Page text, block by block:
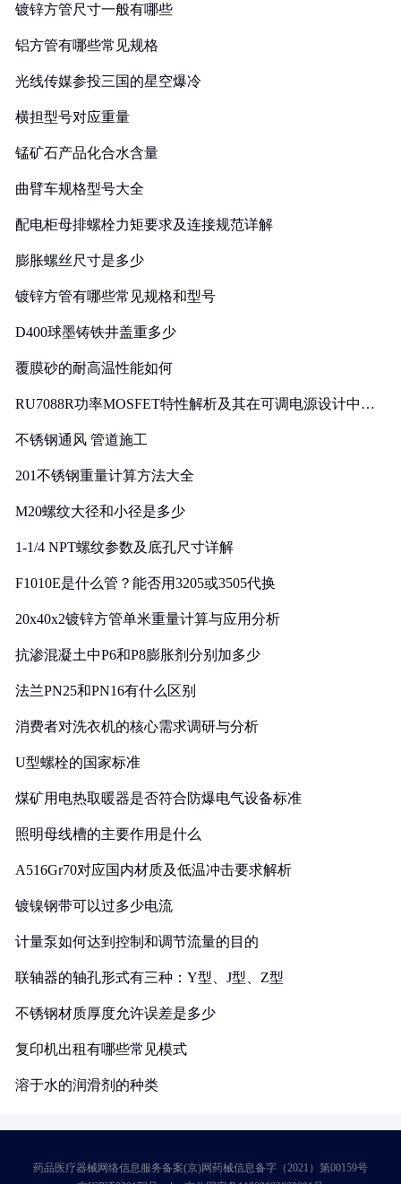
镀锌方管尺寸一般有哪些
铝方管有哪些常见规格
光线传媒参投三国的星空爆冷
横担型号对应重量
锰矿石产品化合水含量
曲臂车规格型号大全
配电柜母排螺栓力矩要求及连接规范详解
膨胀螺丝尺寸是多少
镀锌方管有哪些常见规格和型号
D400球墨铸铁井盖重多少
覆膜砂的耐高温性能如何
RU7088R功率MOSFET特性解析及其在可调电源设计中的
不锈钢通风 管道施工
201不锈钢重量计算方法大全
M20螺纹大径和小径是多少
1-1/4 NPT螺纹参数及底孔尺寸详解
F1010E是什么管？能否用3205或3505代换
20x40x2镀锌方管单米重量计算与应用分析
抗渗混凝土中P6和P8膨胀剂分别加多少
法兰PN25和PN16有什么区别
消费者对洗衣机的核心需求调研与分析
U型螺栓的国家标准
煤矿用电热取暖器是否符合防爆电气设备标准
照明母线槽的主要作用是什么
A516Gr70对应国内材质及低温冲击要求解析
镀镍钢带可以过多少电流
计量泵如何达到控制和调节流量的目的
联轴器的轴孔形式有三种：Y型、J型、Z型
不锈钢材质厚度允许误差是多少
复印机出租有哪些常见模式
溶于水的润滑剂的种类
药品医疗器械网络信息服务备案(京)网药械信息备字（2021）第00159号